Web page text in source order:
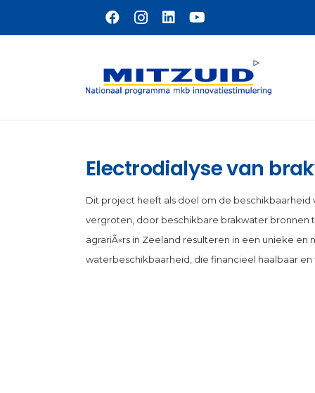
Electrodialyse van
Dit project heeft als doel om de
vergroten, door beschikbare brakwater bronnen
agrariÃ«rs in Zeeland resulteren in een unieke
waterbeschikbaarheid, die financieel haalbaar